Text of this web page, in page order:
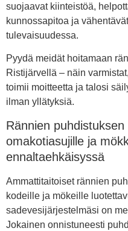
suojaavat kiinteistöä,
kunnossapitoa ja
tulevaisuudessa.
Pyydä meidät hoitamaan
Ristijärvellä – näin
toimii moitteetta ja talosi
ilman yllätyksiä.
Rännien
omakotiasujille ja
ennaltaehkäisyssä
Ammattitaitoiset rännien
kodeille ja mökeille
sadevesijärjestelmäsi on
Jokainen onnistuneesti